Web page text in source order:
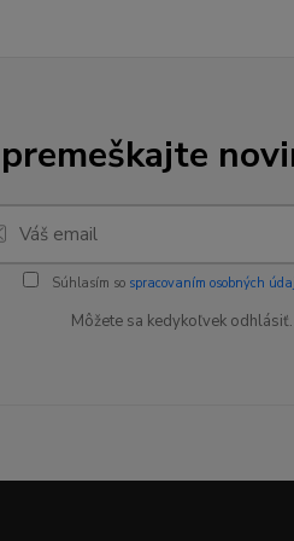
Súhlasím so spracovaním osobných
Môžete sa kedykoľvek